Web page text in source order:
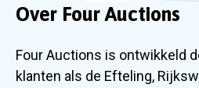
Over Four Auctions
Four Auctions is ontwikkeld
klanten als de Efteling,